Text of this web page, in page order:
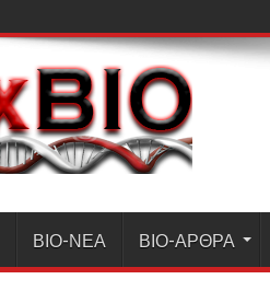
ΒΙΟ-ΝΈΑ ΒΙΟ-ΆΡΘΡΑ